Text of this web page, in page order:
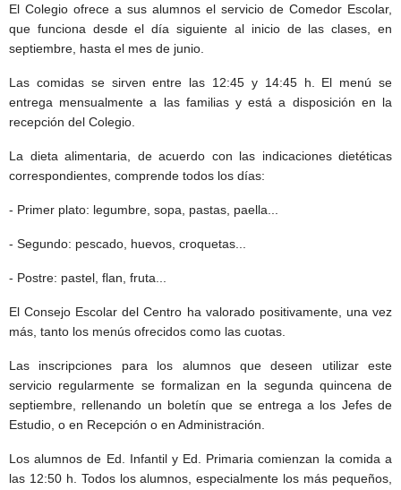
El Colegio ofrece a sus alumnos el servicio de Comedor Escolar,
que funciona desde el día siguiente al inicio de las clases, en
septiembre, hasta el mes de junio.
Las comidas se sirven entre las 12:45 y 14:45 h. El menú se
entrega mensualmente a las familias y está a disposición en la
recepción del Colegio.
La dieta alimentaria, de acuerdo con las indicaciones dietéticas
correspondientes, comprende todos los días:
- Primer plato: legumbre, sopa, pastas, paella...
- Segundo: pescado, huevos, croquetas...
- Postre: pastel, flan, fruta...
El Consejo Escolar del Centro ha valorado positivamente, una vez
más, tanto los menús ofrecidos como las cuotas.
Las inscripciones para los alumnos que deseen utilizar este
servicio regularmente se formalizan en la segunda quincena de
septiembre, rellenando un boletín que se entrega a los Jefes de
Estudio, o en Recepción o en Administración.
Los alumnos de Ed. Infantil y Ed. Primaria comienzan la comida a
las 12:50 h. Todos los alumnos, especialmente los más pequeños,